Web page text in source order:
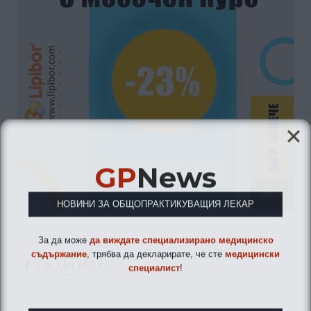
GPNews
НОВИНИ ЗА ОБЩОПРАКТИКУВАЩИЯ ЛЕКАР
За да може
съдържание
, трябва да декларирате, че сте
медицински
специалист !